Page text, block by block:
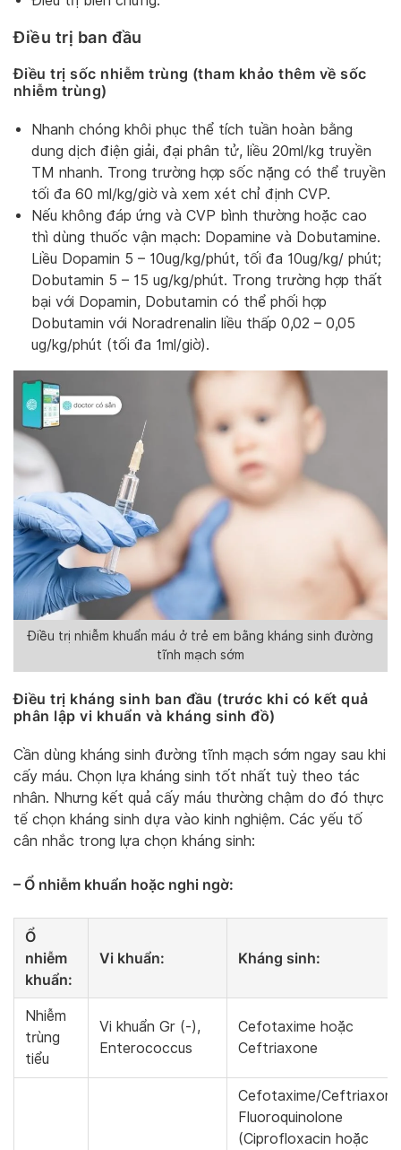
Điều trị ban đầu
Điều trị sốc nhiễm trùng (tham khảo thêm về sốc
nhiễm trùng)
Nhanh chóng khôi phục thể tích tuần hoàn bằng
dung dịch điện giải, đại phân tử, liều 20ml/kg truyền
TM nhanh. Trong trường hợp sốc nặng có thể truyền
tối đa 60 ml/kg/giờ và xem xét chỉ định CVP.
Nếu không đáp ứng và CVP bình thường hoặc cao
thì dùng thuốc vận mạch: Dopamine và Dobutamine.
Liều Dopamin 5 – 10ug/kg/phút, tối đa 10ug/kg/ phút;
Dobutamin 5 – 15 ug/kg/phút. Trong trường hợp thất
bại với Dopamin, Dobutamin có thể phối hợp
Dobutamin với Noradrenalin liều thấp 0,02 – 0,05
ug/kg/phút (tối đa 1ml/giờ).
Điều trị nhiễm khuẩn máu ở trẻ em bằng kháng sinh đường
tĩnh mạch sớm
Điều trị kháng sinh ban đầu (trước khi có kết quả
phân lập vi khuẩn và kháng sinh đồ)
Cần dùng kháng sinh đường tĩnh mạch sớm ngay sau khi
cấy máu. Chọn lựa kháng sinh tốt nhất tuỳ theo tác
nhân. Nhưng kết quả cấy máu thường chậm do đó thực
tế chọn kháng sinh dựa vào kinh nghiệm. Các yếu tố
cân nhắc trong lựa chọn kháng sinh:
– Ổ nhiễm khuẩn hoặc nghi ngờ:
Ổ
nhiễm
khuẩn:
Vi khuẩn: Kháng sinh:
Nhiễm
trùng
tiểu
Vi khuẩn Gr (-),
Enterococcus
Cefotaxime hoặc
Ceftriaxone
Cefotaxime/
Fluoroquinolone
(Ciprofloxacin hoặc